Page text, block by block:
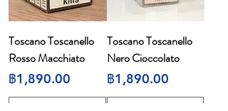
Toscano Toscanello
Rosso Macchiato
ราคา
฿1,890.00
Toscano Toscanello
Nero Cioccolato
ราคา
฿1,890.00